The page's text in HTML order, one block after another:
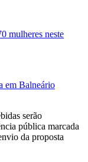
mulheres neste
em Balneário
serão
pública marcada
da proposta